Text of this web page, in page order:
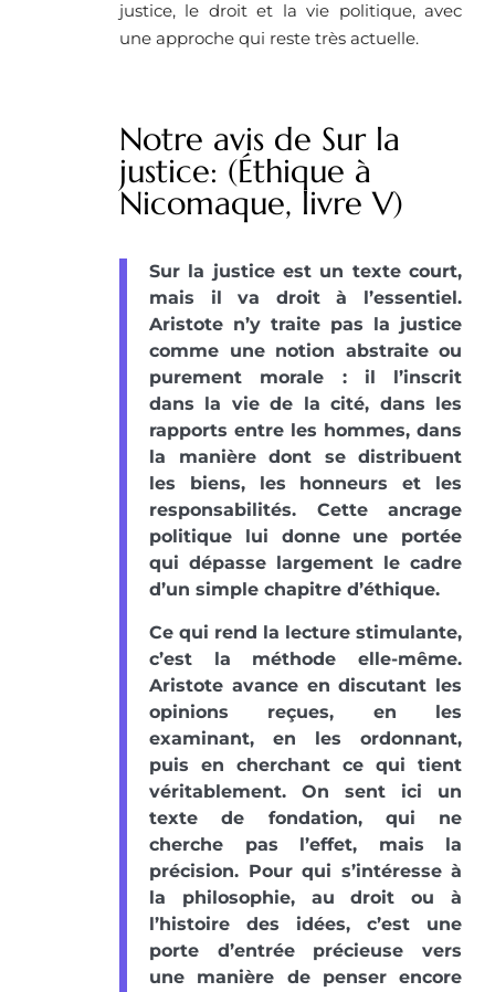
justice, le droit et la vie politique, avec
une approche qui reste très actuelle.
Notre avis de Sur la
justice: (Éthique à
Nicomaque, livre V)
Sur la justice est un texte court,
mais il va droit à l’essentiel.
Aristote n’y traite pas la justice
comme une notion abstraite ou
purement morale : il l’inscrit
dans la vie de la cité, dans les
rapports entre les hommes, dans
la manière dont se distribuent
les biens, les honneurs et les
responsabilités. Cette ancrage
politique lui donne une portée
qui dépasse largement le cadre
d’un simple chapitre d’éthique.
Ce qui rend la lecture stimulante,
c’est la méthode elle-même.
Aristote avance en discutant les
opinions reçues, en les
examinant, en les ordonnant,
puis en cherchant ce qui tient
véritablement. On sent ici un
texte de fondation, qui ne
cherche pas l’effet, mais la
précision. Pour qui s’intéresse à
la philosophie, au droit ou à
l’histoire des idées, c’est une
porte d’entrée précieuse vers
une manière de penser encore